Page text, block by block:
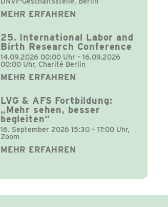
MEHR ERFAHREN
25. International Labor and
Birth Research Conference
14.09.2026 00:00 Uhr – 16.09.2026
00:00 Uhr, Charité Berlin
MEHR ERFAHREN
LVG & AFS Fortbildung:
„Mehr sehen, besser
begleiten“
16. September 2026 15:30 – 17:00 Uhr,
Zoom
MEHR ERFAHREN